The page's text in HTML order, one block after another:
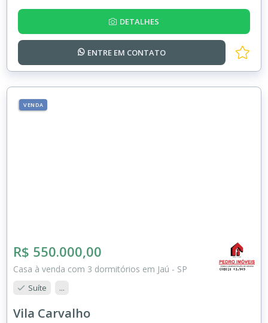
DETALHES
ENTRE EM CONTATO
VENDA
R$ 550.000,00
Casa à venda com 3 dormitórios em Jaú - SP
Suíte ...
Vila Carvalho